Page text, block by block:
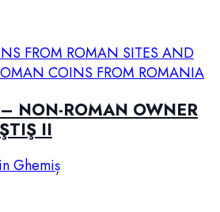
FROM ROMAN SITES AND
COINS FROM ROMANIA
NON-ROMAN OWNER
II
Ghemiș